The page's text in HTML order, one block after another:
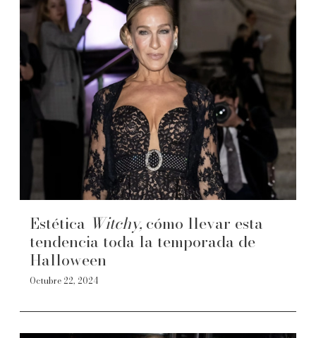
Estética Witchy, cómo llevar esta
tendencia toda la temporada de
Halloween
Octubre 22, 2024